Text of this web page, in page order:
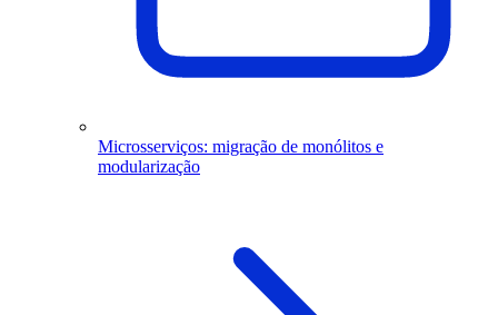
Microsserviços: migração de monólitos e
modularização